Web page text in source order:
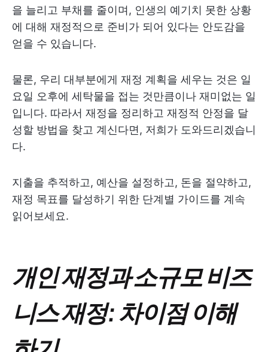
을 늘리고 부채를 줄이며, 인생의 예기치 못한 상황
에 대해 재정적으로 준비가 되어 있다는 안도감을
얻을 수 있습니다.
물론, 우리 대부분에게 재정 계획을 세우는 것은 일
요일 오후에 세탁물을 접는 것만큼이나 재미없는 일
입니다. 따라서 재정을 정리하고 재정적 안정을 달
성할 방법을 찾고 계신다면, 저희가 도와드리겠습니
다.
지출을 추적하고, 예산을 설정하고, 돈을 절약하고,
재정 목표를 달성하기 위한 단계별 가이드를 계속
읽어보세요.
개인 재정과 소규모 비즈
니스 재정: 차이점 이해